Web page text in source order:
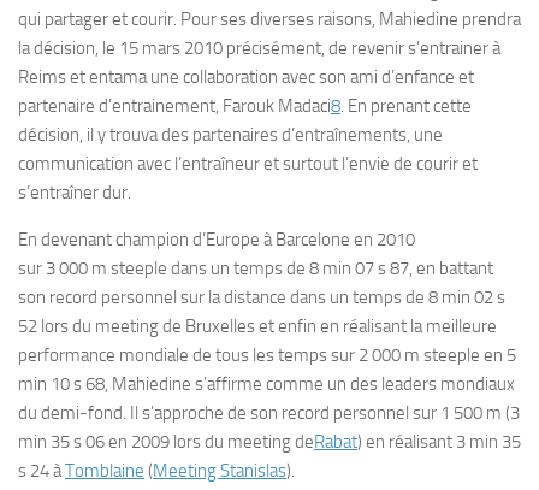
qui partager et courir. Pour ses diverses raisons, Mahiedine prendra
la décision, le 15 mars 2010 précisément, de revenir s’entrainer à
Reims et entama une collaboration avec son ami d’enfance et
partenaire d’entrainement, Farouk Madaci8. En prenant cette
décision, il y trouva des partenaires d’entraînements, une
communication avec l’entraîneur et surtout l’envie de courir et
s’entraîner dur.
En devenant champion d’Europe à Barcelone en 2010
sur 3 000 m steeple dans un temps de 8 min 07 s 87, en battant
son record personnel sur la distance dans un temps de 8 min 02 s
52 lors du meeting de Bruxelles et enfin en réalisant la meilleure
performance mondiale de tous les temps sur 2 000 m steeple en 5
min 10 s 68, Mahiedine s’affirme comme un des leaders mondiaux
du demi-fond. Il s’approche de son record personnel sur 1 500 m (3
min 35 s 06 en 2009 lors du meeting deRabat) en réalisant 3 min 35
s 24 àTomblaine (Meeting Stanislas).